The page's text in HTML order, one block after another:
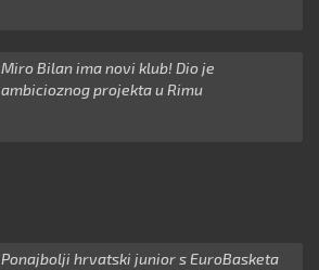
Miro Bilan ima novi klub! Dio je
ambicioznog projekta u Rimu
Ponajbolji hrvatski junior s EuroBasketa